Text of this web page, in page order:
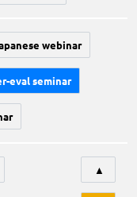
webinar
eval seminar
▲